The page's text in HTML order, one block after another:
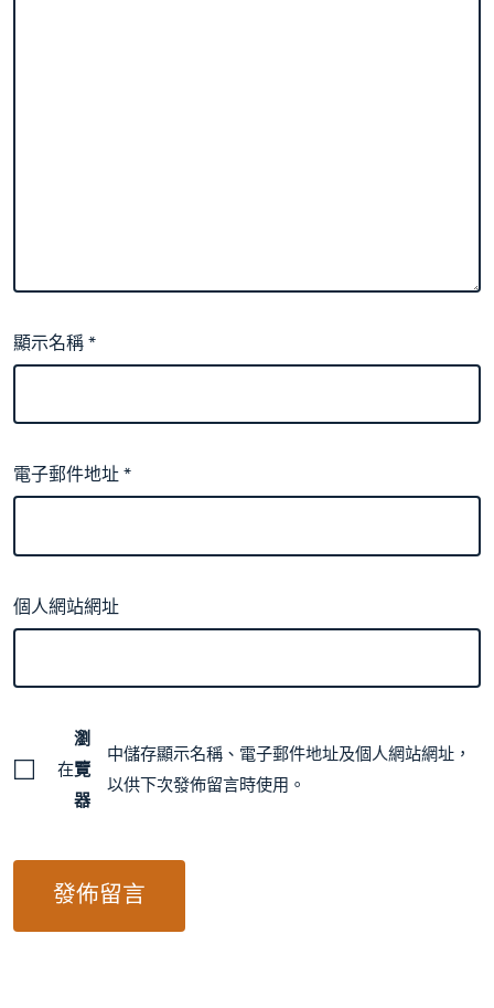
顯示名稱*
電子郵件地址*
個人網站網址
在
瀏
覽
器
中儲存顯示名稱、電子郵件地址及個人網站網址，
以供下次發佈留言時使用。